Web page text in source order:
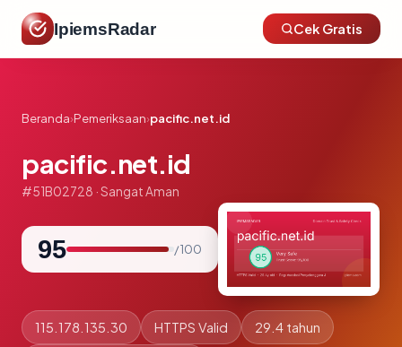
IpiemsRadar Cek Gratis
Beranda›Pemeriksaan›pacific.net.id
pacific.net.id
#51B02728 · Sangat Aman
95 / 100
115.178.135.30 HTTPS Valid 29.4 tahun